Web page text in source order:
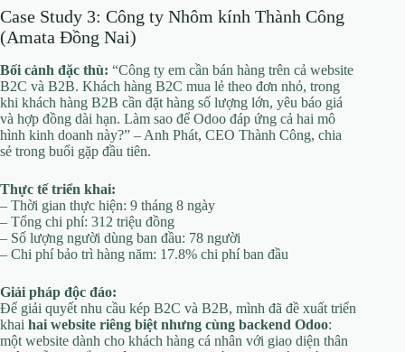
Case Study 3: Công ty Nhôm kính Thành Công
(Amata Đồng Nai)
Bối cảnh đặc thù: “Công ty em cần bán hàng trên cả website
B2C và B2B. Khách hàng B2C mua lẻ theo đơn nhỏ, trong
khi khách hàng B2B cần đặt hàng số lượng lớn, yêu báo giá
và hợp đồng dài hạn. Làm sao để Odoo đáp ứng cả hai mô
hình kinh doanh này?” – Anh Phát, CEO Thành Công, chia
sẻ trong buổi gặp đầu tiên.
Thực tế triển khai:
– Thời gian thực hiện: 9 tháng 8 ngày
– Tổng chi phí: 312 triệu đồng
– Số lượng người dùng ban đầu: 78 người
– Chi phí bảo trì hàng năm: 17.8% chi phí ban đầu
Giải pháp độc đáo:
Để giải quyết nhu cầu kép B2C và B2B, mình đã đề xuất triển
khai hai website riêng biệt nhưng cùng backend Odoo:
một website dành cho khách hàng cá nhân với giao diện thân